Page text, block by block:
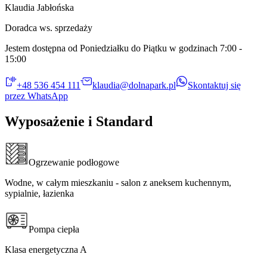
Klaudia Jabłońska​​​​‌ ‍ ​‍​‍‌‍ ‌ ​‍‌‍‍‌‌‍‌ ‌‍‍‌‌‍ ‍​‍​‍​ ‍‍​‍​‍‌ ​ ‌‍​‌‌‍ ‍‌‍‍‌‌ ‌​‌ ‍‌​‍ ‍‌‍‍‌‌‍ ​‍​‍​‍ ​​‍​‍‌‍‍​‌ ​‍‌‍‌‌‌‍‌‍​‍​‍​ ‍‍​‍​‍​‍ ‌ ​ ‌ ‌​‌ ‌‌‌‍‌​‌‍‍‌‌‍ ​‍ ‌‍‍‌‌‍ ‍‌ ‌​‌‍‌‌‌‍ ‍‌ ‌​​‍ ‌‍‌‌‌‍‌​‌‍‍‌‌ ‌​​‍ ‌‍ ‌‌‍ ‌‍‌​‌‍‌‌​ ‌‌ ​​‌ ​‍‌‍‌‌‌ ​ ‌‍‌‌‌‍ ‍‌ ‌​‌‍​‌‌ ‌​‌‍‍‌‌‍ ‌‍ ‍​ ‍ ‌‍‍‌‌‍‌​​ ‌​ ​‌​ ‍​‌‍‌‌​ ​‍‌‍​‌‌‍​‌‌‍​‍​ ​​​‍ ‌‌‍​‍‌‍‌​​ ​​​ ​‌​‍ ‌​ ‌​‌‍​‌​ ‌ ​ ​ ​‍ ‌‌‍​‌​ ​ ​ ‍​​ ​​​‍ ‌​ ‌ ​ ‌‍​ ‌‍‌‍‌‌‌‍‌‍‌‍​‍​ ​ ‌‍‌‍‌‍‌‌​ ‌‍​ ​‌‌‍‌​​ ‍ ‌ ‌​‌ ‍‌‌ ​​‌‍‌‌​ ‌‌ ​ ‌‍‌‌‌‍ ​‌‍ ​‌‍‌‌‌ ​‍​ ‍ ‌ ​​‌‍​‌‌ ‌​‌‍‍​​ ‌‌‍ ‍‌‍​‌‌‍ ‌‌‍‌‌​ ‌‍​‍‌‍​‌‌ ​ ‌‍‌‌‌‌‌‌‌ ​‍‌‍ ​​ ‌​‍‌‌​ ​‍‌​‌‍‌ ​ ‌ ‌​‌ ‌‌‌‍‌​‌‍‍‌‌‍ ​‍‌‍‌‍‍‌‌‍‌​​ ‌​ ​‌​ ‍​‌‍‌‌​ ​‍‌‍​‌‌‍​‌‌‍​‍​ ​​​‍ ‌‌‍​‍‌‍‌​​ ​​​ ​‌​‍ ‌​ ‌​‌‍​‌​ ‌ ​ ​ ​‍ ‌‌‍​‌​ ​ ​ ‍​​ ​​​‍ ‌​ ‌ ​ ‌‍​ ‌‍‌‍‌‌‌‍‌‍‌‍​‍​ ​ ‌‍‌‍‌‍‌‌​ ‌‍​ ​‌‌‍‌​​‍‌‍‌ ‌​‌ ‍‌‌ ​​‌‍‌‌​ ‌‌ ​ ‌‍‌‌‌‍ ​‌‍ ​‌‍‌‌‌ ​‍​‍‌‍‌ ​​‌‍​‌‌ ‌​‌‍‍​​ ‌‌‍ ‍‌‍​‌‌‍ ‌‌‍‌‌​‍‌‍‌ ​​‌‍‌‌‌ ​‍‌ ​ ‌ ​​‌‍‌‌‌‍​ ‌ ‌​‌‍‍‌‌ ‌‍‌‍‌‌​ ‌‌ ​​‌ ‌‌‌‍​‍‌‍ ​‌‍‍‌‌ ​ ‌‍‍​‌‍‌‌‌‍‌​​‍​‍‌ ‌
Doradca ws. sprzedaży​​​​‌ ‍ ​‍​‍‌‍ ‌ ​‍‌‍‍‌‌‍‌ ‌‍‍‌‌‍ ‍​‍​‍​ ‍‍​‍​‍‌ ​ ‌‍​‌‌‍ ‍‌‍‍‌‌ ‌​‌ ‍‌​‍ ‍‌‍‍‌‌‍ ​‍​‍​‍ ​​‍​‍‌‍‍​‌ ​‍‌‍‌‌‌‍‌‍​‍​‍​ ‍‍​‍​‍​‍ ‌ ​ ‌ ‌​‌ ‌‌‌‍‌​‌‍‍‌‌‍ ​‍ ‌‍‍‌‌‍ ‍‌ ‌​‌‍‌‌‌‍ ‍‌ ‌​​‍ ‌‍‌‌‌‍‌​‌‍‍‌‌ ‌​​‍ ‌‍ ‌‌‍ ‌‍‌​‌‍‌‌​ ‌‌ ​​‌ ​‍‌‍‌‌‌ ​ ‌‍‌‌‌‍ ‍‌ ‌​‌‍​‌‌ ‌​‌‍‍‌‌‍ ‌‍ ‍​ ‍ ‌‍‍‌‌‍‌​​ ‌​ ​‌​ ‍​‌‍‌‌​ ​‍‌‍​‌‌‍​‌‌‍​‍​ ​​​‍ ‌‌‍​‍‌‍‌​​ ​​​ ​‌​‍ ‌​ ‌​‌‍​‌​ ‌ ​ ​ ​‍ ‌‌‍​‌​ ​ ​ ‍​​ ​​​‍ ‌​ ‌ ​ ‌‍​ ‌‍‌‍‌‌‌‍‌‍‌‍​‍​ ​ ‌‍‌‍‌‍‌‌​ ‌‍​ ​‌‌‍‌​​ ‍ ‌ ‌​‌ ‍‌‌ ​​‌‍‌‌​ ‌‌ ​ ‌‍‌‌‌‍ ​‌‍ ​‌‍‌‌‌ ​‍​ ‍ ‌ ​​‌‍​‌‌ ‌​‌‍‍​​ ‌‌ ​​‌‍ ‌ ​ ‌‍‍‌‌ ‌​‌‍‍‌‌‍ ‌‍ ‍​ ‌‍​‍‌‍​‌‌ ​ ‌‍‌‌‌‌‌‌‌ ​‍‌‍ ​​ ‌​‍‌‌​ ​‍‌​‌‍‌ ​ ‌ ‌​‌ ‌‌‌‍‌​‌‍‍‌‌‍ ​‍‌‍‌‍‍‌‌‍‌​​ ‌​ ​‌​ ‍​‌‍‌‌​ ​‍‌‍​‌‌‍​‌‌‍​‍​ ​​​‍ ‌‌‍​‍‌‍‌​​ ​​​ ​‌​‍ ‌​ ‌​‌‍​‌​ ‌ ​ ​ ​‍ ‌‌‍​‌​ ​ ​ ‍​​ ​​​‍ ‌​ ‌ ​ ‌‍​ ‌‍‌‍‌‌‌‍‌‍‌‍​‍​ ​ ‌‍‌‍‌‍‌‌​ ‌‍​ ​‌‌‍‌​​‍‌‍‌ ‌​‌ ‍‌‌ ​​‌‍‌‌​ ‌‌ ​ ‌‍‌‌‌‍ ​‌‍ ​‌‍‌‌‌ ​‍​‍‌‍‌ ​​‌‍​‌‌ ‌​‌‍‍​​ ‌‌ ​​‌‍ ‌ ​ ‌‍‍‌‌ ‌​‌‍‍‌‌‍ ‌‍ ‍​‍‌‍‌ ​​‌‍‌‌‌ ​‍‌ ​ ‌ ​​‌‍‌‌‌‍​ ‌ ‌​‌‍‍‌‌ ‌‍‌‍‌‌​ ‌‌ ​​‌ ‌‌‌‍​‍‌‍ ​‌‍‍‌‌ ​ ‌‍‍​‌‍‌‌‌‍‌​​‍​‍‌ ‌
Jestem dostępna od Poniedziałku do Piątku w godzinach 7:00 -
15:00​​​​‌ ‍ ​‍​‍‌‍ ‌ ​‍‌‍‍‌‌‍‌ ‌‍‍‌‌‍ ‍​‍​‍​ ‍‍​‍​‍‌ ​ ‌‍​‌‌‍ ‍‌‍‍‌‌ ‌​‌ ‍‌​‍ ‍‌‍‍‌‌‍ ​‍​‍​‍ ​​‍​‍‌‍‍​‌ ​‍‌‍‌‌‌‍‌‍​‍​‍​ ‍‍​‍​‍​‍ ‌ ​ ‌ ‌​‌ ‌‌‌‍‌​‌‍‍‌‌‍ ​‍ ‌‍‍‌‌‍ ‍‌ ‌​‌‍‌‌‌‍ ‍‌ ‌​​‍ ‌‍‌‌‌‍‌​‌‍‍‌‌ ‌​​‍ ‌‍ ‌‌‍ ‌‍‌​‌‍‌‌​ ‌‌ ​​‌ ​‍‌‍‌‌‌ ​ ‌‍‌‌‌‍ ‍‌ ‌​‌‍​‌‌ ‌​‌‍‍‌‌‍ ‌‍ ‍​ ‍ ‌‍‍‌‌‍‌​​ ‌​ ​‌​ ‍​‌‍‌‌​ ​‍‌‍​‌‌‍​‌‌‍​‍​ ​​​‍ ‌‌‍​‍‌‍‌​​ ​​​ ​‌​‍ ‌​ ‌​‌‍​‌​ ‌ ​ ​ ​‍ ‌‌‍​‌​ ​ ​ ‍​​ ​​​‍ ‌​ ‌ ​ ‌‍​ ‌‍‌‍‌‌‌‍‌‍‌‍​‍​ ​ ‌‍‌‍‌‍‌‌​ ‌‍​ ​‌‌‍‌​​ ‍ ‌ ‌​‌ ‍‌‌ ​​‌‍‌‌​ ‌‌ ​ ‌‍‌‌‌‍ ​‌‍ ​‌‍‌‌‌ ​‍​ ‍ ‌ ​​‌‍​‌‌ ‌​‌‍‍​​ ‌‌‍​‍‌‍‍‌‌‍ ​ ‌‍​‍‌‍​‌‌ ​ ‌‍‌‌‌‌‌‌‌ ​‍‌‍ ​​ ‌​‍‌‌​ ​‍‌​‌‍‌ ​ ‌ ‌​‌ ‌‌‌‍‌​‌‍‍‌‌‍ ​‍‌‍‌‍‍‌‌‍‌​​ ‌​ ​‌​ ‍​‌‍‌‌​ ​‍‌‍​‌‌‍​‌‌‍​‍​ ​​​‍ ‌‌‍​‍‌‍‌​​ ​​​ ​‌​‍ ‌​ ‌​‌‍​‌​ ‌ ​ ​ ​‍ ‌‌‍​‌​ ​ ​ ‍​​ ​​​‍ ‌​ ‌ ​ ‌‍​ ‌‍‌‍‌‌‌‍‌‍‌‍​‍​ ​ ‌‍‌‍‌‍‌‌​ ‌‍​ ​‌‌‍‌​​‍‌‍‌ ‌​‌ ‍‌‌ ​​‌‍‌‌​ ‌‌ ​ ‌‍‌‌‌‍ ​‌‍ ​‌‍‌‌‌ ​‍​‍‌‍‌ ​​‌‍​‌‌ ‌​‌‍‍​​ ‌‌‍​‍‌‍‍‌‌‍ ​‍‌‍‌ ​​‌‍‌‌‌ ​‍‌ ​ ‌ ​​‌‍‌‌‌‍​ ‌ ‌​‌‍‍‌‌ ‌‍‌‍‌‌​ ‌‌ ​​‌ ‌‌‌‍​‍‌‍ ​‌‍‍‌‌ ​ ‌‍‍​‌‍‌‌‌‍‌​​‍​‍‌ ‌
+48 536 454 111​​​​‌ ‍ ​‍​‍‌‍ ‌ ​‍‌‍‍‌‌‍‌ ‌‍‍‌‌‍ ‍​‍​‍​ ‍‍​‍​‍‌ ​ ‌‍​‌‌‍ ‍‌‍‍‌‌ ‌​‌ ‍‌​‍ ‍‌‍‍‌‌‍ ​‍​‍​‍ ​​‍​‍‌‍‍​‌ ​‍‌‍‌‌‌‍‌‍​‍​‍​ ‍‍​‍​‍​‍ ‌ ​ ‌ ‌​‌ ‌‌‌‍‌​‌‍‍‌‌‍ ​‍ ‌‍‍‌‌‍ ‍‌ ‌​‌‍‌‌‌‍ ‍‌ ‌​​‍ ‌‍‌‌‌‍‌​‌‍‍‌‌ ‌​​‍ ‌‍ ‌‌‍ ‌‍‌​‌‍‌‌​ ‌‌ ​​‌ ​‍‌‍‌‌‌ ​ ‌‍‌‌‌‍ ‍‌ ‌​‌‍​‌‌ ‌​‌‍‍‌‌‍ ‌‍ ‍​ ‍ ‌‍‍‌‌‍‌​​ ‌​ ​‌​ ‍​‌‍‌‌​ ​‍‌‍​‌‌‍​‌‌‍​‍​ ​​​‍ ‌‌‍​‍‌‍‌​​ ​​​ ​‌​‍ ‌​ ‌​‌‍​‌​ ‌ ​ ​ ​‍ ‌‌‍​‌​ ​ ​ ‍​​ ​​​‍ ‌​ ‌ ​ ‌‍​ ‌‍‌‍‌‌‌‍‌‍‌‍​‍​ ​ ‌‍‌‍‌‍‌‌​ ‌‍​ ​‌‌‍‌​​ ‍ ‌ ‌​‌ ‍‌‌ ​​‌‍‌‌​ ‌‌ ​ ‌‍‌‌‌‍ ​‌‍ ​‌‍‌‌‌ ​‍​ ‍ ‌ ​​‌‍​‌‌ ‌​‌‍‍​​ ‌‌ ​​‌‍‍​‌‍ ‌‍ ‍‌‍‌‌​ ‌‍​‍‌‍​‌‌ ​ ‌‍‌‌‌‌‌‌‌ ​‍‌‍ ​​ ‌​‍‌‌​ ​‍‌​‌‍‌ ​ ‌ ‌​‌ ‌‌‌‍‌​‌‍‍‌‌‍ ​‍‌‍‌‍‍‌‌‍‌​​ ‌​ ​‌​ ‍​‌‍‌‌​ ​‍‌‍​‌‌‍​‌‌‍​‍​ ​​​‍ ‌‌‍​‍‌‍‌​​ ​​​ ​‌​‍ ‌​ ‌​‌‍​‌​ ‌ ​ ​ ​‍ ‌‌‍​‌​ ​ ​ ‍​​ ​​​‍ ‌​ ‌ ​ ‌‍​ ‌‍‌‍‌‌‌‍‌‍‌‍​‍​ ​ ‌‍‌‍‌‍‌‌​ ‌‍​ ​‌‌‍‌​​‍‌‍‌ ‌​‌ ‍‌‌ ​​‌‍‌‌​ ‌‌ ​ ‌‍‌‌‌‍ ​‌‍ ​‌‍‌‌‌ ​‍​‍‌‍‌ ​​‌‍​‌‌ ‌​‌‍‍​​ ‌‌ ​​‌‍‍​‌‍ ‌‍ ‍‌‍‌‌​‍‌‍‌ ​​‌‍‌‌‌ ​‍‌ ​ ‌ ​​‌‍‌‌‌‍​ ‌ ‌​‌‍‍‌‌ ‌‍‌‍‌‌​ ‌‌ ​​‌ ‌‌‌‍​‍‌‍ ​‌‍‍‌‌ ​ ‌‍‍​‌‍‌‌‌‍‌​​‍​‍‌ ‌ klaudia@dolnapark.pl
Skontaktuj się
przez WhatsApp
Wyposażenie i Standard
Ogrzewanie podłogowe​​​​‌ ‍ ​‍​‍‌‍ ‌ ​‍‌‍‍‌‌‍‌ ‌‍‍‌‌‍ ‍​‍​‍​ ‍‍​‍​‍‌ ​ ‌‍​‌‌‍ ‍‌‍‍‌‌ ‌​‌ ‍‌​‍ ‍‌‍‍‌‌‍ ​‍​‍​‍ ​​‍​‍‌‍‍​‌ ​‍‌‍‌‌‌‍‌‍​‍​‍​ ‍‍​‍​‍​‍ ‌ ​ ‌ ‌​‌ ‌‌‌‍‌​‌‍‍‌‌‍ ​‍ ‌‍‍‌‌‍ ‍‌ ‌​‌‍‌‌‌‍ ‍‌ ‌​​‍ ‌‍‌‌‌‍‌​‌‍‍‌‌ ‌​​‍ ‌‍ ‌‌‍ ‌‍‌​‌‍‌‌​ ‌‌ ​​‌ ​‍‌‍‌‌‌ ​ ‌‍‌‌‌‍ ‍‌ ‌​‌‍​‌‌ ‌​‌‍‍‌‌‍ ‌‍ ‍​ ‍ ‌‍‍‌‌‍‌​​ ‌‌‍‌‌​ ‌‍‌‍‌​‌‍​‍‌‍​‍​ ‌‌​ ‌‌‌‍‌‍​‍ ‌​ ​‍‌‍‌‍‌‍​ ‌‍​‌​‍ ‌​ ‌​​ ​​​ ​‌​ ​‌​‍ ‌‌‍​‌​ ‍‌‌‍​‍​ ​‍​‍ ‌​ ​ ​ ‌​​ ‍‌​ ​‍‌‍‌​‌‍​ ​ ‌ ‌‍‌​​ ​‍‌‍​ ​ ‌​‌‍‌​​ ‍ ‌ ‌​‌ ‍‌‌ ​​‌‍‌‌​ ‌‌‍‌‌‌ ​‌‌ ‌‌‌‍‍‌‌ ​​‌‍ ‌‌‍‌‌‌‍ ‍‌ ‌​‌​‍‌‌ ‌​‌‍‌‌‌‍ ‌​ ‍ ‌ ​​‌‍​‌‌ ‌​‌‍‍​​ ‌‌‍ ‍‌‍​‌‌‍ ‌‌‍‌‌​ ‌‍​‍‌‍​‌‌ ​ ‌‍‌‌‌‌‌‌‌ ​‍‌‍ ​​ ‌​‍‌‌​ ​‍‌​‌‍‌ ​ ‌ ‌​‌ ‌‌‌‍‌​‌‍‍‌‌‍ ​‍‌‍‌‍‍‌‌‍‌​​ ‌‌‍‌‌​ ‌‍‌‍‌​‌‍​‍‌‍​‍​ ‌‌​ ‌‌‌‍‌‍​‍ ‌​ ​‍‌‍‌‍‌‍​ ‌‍​‌​‍ ‌​ ‌​​ ​​​ ​‌​ ​‌​‍ ‌‌‍​‌​ ‍‌‌‍​‍​ ​‍​‍ ‌​ ​ ​ ‌​​ ‍‌​ ​‍‌‍‌​‌‍​ ​ ‌ ‌‍‌​​ ​‍‌‍​ ​ ‌​‌‍‌​​‍‌‍‌ ‌​‌ ‍‌‌ ​​‌‍‌‌​ ‌‌‍‌‌‌ ​‌‌ ‌‌‌‍‍‌‌ ​​‌‍ ‌‌‍‌‌‌‍ ‍‌ ‌​‌​‍‌‌ ‌​‌‍‌‌‌‍ ‌​‍‌‍‌ ​​‌‍​‌‌ ‌​‌‍‍​​ ‌‌‍ ‍‌‍​‌‌‍ ‌‌‍‌‌​‍‌‍‌ ​​‌‍‌‌‌ ​‍‌ ​ ‌ ​​‌‍‌‌‌‍​ ‌ ‌​‌‍‍‌‌ ‌‍‌‍‌‌​ ‌‌ ​​‌ ‌‌‌‍​‍‌‍ ​‌‍‍‌‌ ​ ‌‍‍​‌‍‌‌‌‍‌​​‍​‍‌ ‌
Wodne, w całym mieszkaniu - salon z aneksem kuchennym,
sypialnie, łazienka​​​​‌ ‍ ​‍​‍‌‍ ‌ ​‍‌‍‍‌‌‍‌ ‌‍‍‌‌‍ ‍​‍​‍​ ‍‍​‍​‍‌ ​ ‌‍​‌‌‍ ‍‌‍‍‌‌ ‌​‌ ‍‌​‍ ‍‌‍‍‌‌‍ ​‍​‍​‍ ​​‍​‍‌‍‍​‌ ​‍‌‍‌‌‌‍‌‍​‍​‍​ ‍‍​‍​‍​‍ ‌ ​ ‌ ‌​‌ ‌‌‌‍‌​‌‍‍‌‌‍ ​‍ ‌‍‍‌‌‍ ‍‌ ‌​‌‍‌‌‌‍ ‍‌ ‌​​‍ ‌‍‌‌‌‍‌​‌‍‍‌‌ ‌​​‍ ‌‍ ‌‌‍ ‌‍‌​‌‍‌‌​ ‌‌ ​​‌ ​‍‌‍‌‌‌ ​ ‌‍‌‌‌‍ ‍‌ ‌​‌‍​‌‌ ‌​‌‍‍‌‌‍ ‌‍ ‍​ ‍ ‌‍‍‌‌‍‌​​ ‌‌‍‌‌​ ‌‍‌‍‌​‌‍​‍‌‍​‍​ ‌‌​ ‌‌‌‍‌‍​‍ ‌​ ​‍‌‍‌‍‌‍​ ‌‍​‌​‍ ‌​ ‌​​ ​​​ ​‌​ ​‌​‍ ‌‌‍​‌​ ‍‌‌‍​‍​ ​‍​‍ ‌​ ​ ​ ‌​​ ‍‌​ ​‍‌‍‌​‌‍​ ​ ‌ ‌‍‌​​ ​‍‌‍​ ​ ‌​‌‍‌​​ ‍ ‌ ‌​‌ ‍‌‌ ​​‌‍‌‌​ ‌‌‍‌‌‌ ​‌‌ ‌‌‌‍‍‌‌ ​​‌‍ ‌‌‍‌‌‌‍ ‍‌ ‌​‌​‍‌‌ ‌​‌‍‌‌‌‍ ‌​ ‍ ‌ ​​‌‍​‌‌ ‌​‌‍‍​​ ‌‌‍‌​‌‍‌‌‌ ​ ‌‍​ ‌ ​‍‌‍‍‌‌ ​​‌ ‌​‌‍‍‌‌‍ ‌‍ ‍​ ‌‍​‍‌‍​‌‌ ​ ‌‍‌‌‌‌‌‌‌ ​‍‌‍ ​​ ‌​‍‌‌​ ​‍‌​‌‍‌ ​ ‌ ‌​‌ ‌‌‌‍‌​‌‍‍‌‌‍ ​‍‌‍‌‍‍‌‌‍‌​​ ‌‌‍‌‌​ ‌‍‌‍‌​‌‍​‍‌‍​‍​ ‌‌​ ‌‌‌‍‌‍​‍ ‌​ ​‍‌‍‌‍‌‍​ ‌‍​‌​‍ ‌​ ‌​​ ​​​ ​‌​ ​‌​‍ ‌‌‍​‌​ ‍‌‌‍​‍​ ​‍​‍ ‌​ ​ ​ ‌​​ ‍‌​ ​‍‌‍‌​‌‍​ ​ ‌ ‌‍‌​​ ​‍‌‍​ ​ ‌​‌‍‌​​‍‌‍‌ ‌​‌ ‍‌‌ ​​‌‍‌‌​ ‌‌‍‌‌‌ ​‌‌ ‌‌‌‍‍‌‌ ​​‌‍ ‌‌‍‌‌‌‍ ‍‌ ‌​‌​‍‌‌ ‌​‌‍‌‌‌‍ ‌​‍‌‍‌ ​​‌‍​‌‌ ‌​‌‍‍​​ ‌‌‍‌​‌‍‌‌‌ ​ ‌‍​ ‌ ​‍‌‍‍‌‌ ​​‌ ‌​‌‍‍‌‌‍ ‌‍ ‍​‍‌‍‌ ​​‌‍‌‌‌ ​‍‌ ​ ‌ ​​‌‍‌‌‌‍​ ‌ ‌​‌‍‍‌‌ ‌‍‌‍‌‌​ ‌‌ ​​‌ ‌‌‌‍​‍‌‍ ​‌‍‍‌‌ ​ ‌‍‍​‌‍‌‌‌‍‌​​‍​‍‌ ‌
Pompa ciepła​​​​‌ ‍ ​‍​‍‌‍ ‌ ​‍‌‍‍‌‌‍‌ ‌‍‍‌‌‍ ‍​‍​‍​ ‍‍​‍​‍‌ ​ ‌‍​‌‌‍ ‍‌‍‍‌‌ ‌​‌ ‍‌​‍ ‍‌‍‍‌‌‍ ​‍​‍​‍ ​​‍​‍‌‍‍​‌ ​‍‌‍‌‌‌‍‌‍​‍​‍​ ‍‍​‍​‍​‍ ‌ ​ ‌ ‌​‌ ‌‌‌‍‌​‌‍‍‌‌‍ ​‍ ‌‍‍‌‌‍ ‍‌ ‌​‌‍‌‌‌‍ ‍‌ ‌​​‍ ‌‍‌‌‌‍‌​‌‍‍‌‌ ‌​​‍ ‌‍ ‌‌‍ ‌‍‌​‌‍‌‌​ ‌‌ ​​‌ ​‍‌‍‌‌‌ ​ ‌‍‌‌‌‍ ‍‌ ‌​‌‍​‌‌ ‌​‌‍‍‌‌‍ ‌‍ ‍​ ‍ ‌‍‍‌‌‍‌​​ ‌​ ‍​‌‍‌​‌‍‌‌‌‍​‍‌‍​‌‌‍‌‍‌‍​‍​ ‌‌​‍ ‌​ ‌​​ ​‍​ ‌‍​ ‍‌​‍ ‌​ ‌​‌‍‌‍​ ‍‌​ ‍‌​‍ ‌‌‍​‌‌‍​‍​ ​ ​ ‌ ​‍ ‌​ ​‍​ ​ ​ ​‍‌‍​ ‌‍‌​​ ‌‌​ ​ ​ ​‌​ ‌‍​ ‍​‌‍‌​​ ‍​​ ‍ ‌ ‌​‌ ‍‌‌ ​​‌‍‌‌​ ‌‌‍‌‌‌ ​‌‌ ‌‌‌‍‍‌‌ ​​‌‍ ‌‌‍‌‌‌‍ ‍‌ ‌​‌​‍‌‌ ‌​‌‍‌‌‌‍ ‌​ ‍ ‌ ​​‌‍​‌‌ ‌​‌‍‍​​ ‌‌‍ ‍‌‍​‌‌‍ ‌‌‍‌‌​ ‌‍​‍‌‍​‌‌ ​ ‌‍‌‌‌‌‌‌‌ ​‍‌‍ ​​ ‌​‍‌‌​ ​‍‌​‌‍‌ ​ ‌ ‌​‌ ‌‌‌‍‌​‌‍‍‌‌‍ ​‍‌‍‌‍‍‌‌‍‌​​ ‌​ ‍​‌‍‌​‌‍‌‌‌‍​‍‌‍​‌‌‍‌‍‌‍​‍​ ‌‌​‍ ‌​ ‌​​ ​‍​ ‌‍​ ‍‌​‍ ‌​ ‌​‌‍‌‍​ ‍‌​ ‍‌​‍ ‌‌‍​‌‌‍​‍​ ​ ​ ‌ ​‍ ‌​ ​‍​ ​ ​ ​‍‌‍​ ‌‍‌​​ ‌‌​ ​ ​ ​‌​ ‌‍​ ‍​‌‍‌​​ ‍​​‍‌‍‌ ‌​‌ ‍‌‌ ​​‌‍‌‌​ ‌‌‍‌‌‌ ​‌‌ ‌‌‌‍‍‌‌ ​​‌‍ ‌‌‍‌‌‌‍ ‍‌ ‌​‌​‍‌‌ ‌​‌‍‌‌‌‍ ‌​‍‌‍‌ ​​‌‍​‌‌ ‌​‌‍‍​​ ‌‌‍ ‍‌‍​‌‌‍ ‌‌‍‌‌​‍‌‍‌ ​​‌‍‌‌‌ ​‍‌ ​ ‌ ​​‌‍‌‌‌‍​ ‌ ‌​‌‍‍‌‌ ‌‍‌‍‌‌​ ‌‌ ​​‌ ‌‌‌‍​‍‌‍ ​‌‍‍‌‌ ​ ‌‍‍​‌‍‌‌‌‍‌​​‍​‍‌ ‌
Klasa energetyczna A​​​​‌ ‍ ​‍​‍‌‍ ‌ ​‍‌‍‍‌‌‍‌ ‌‍‍‌‌‍ ‍​‍​‍​ ‍‍​‍​‍‌ ​ ‌‍​‌‌‍ ‍‌‍‍‌‌ ‌​‌ ‍‌​‍ ‍‌‍‍‌‌‍ ​‍​‍​‍ ​​‍​‍‌‍‍​‌ ​‍‌‍‌‌‌‍‌‍​‍​‍​ ‍‍​‍​‍​‍ ‌ ​ ‌ ‌​‌ ‌‌‌‍‌​‌‍‍‌‌‍ ​‍ ‌‍‍‌‌‍ ‍‌ ‌​‌‍‌‌‌‍ ‍‌ ‌​​‍ ‌‍‌‌‌‍‌​‌‍‍‌‌ ‌​​‍ ‌‍ ‌‌‍ ‌‍‌​‌‍‌‌​ ‌‌ ​​‌ ​‍‌‍‌‌‌ ​ ‌‍‌‌‌‍ ‍‌ ‌​‌‍​‌‌ ‌​‌‍‍‌‌‍ ‌‍ ‍​ ‍ ‌‍‍‌‌‍‌​​ ‌​ ‍​‌‍‌​‌‍‌‌‌‍​‍‌‍​‌‌‍‌‍‌‍​‍​ ‌‌​‍ ‌​ ‌​​ ​‍​ ‌‍​ ‍‌​‍ ‌​ ‌​‌‍‌‍​ ‍‌​ ‍‌​‍ ‌‌‍​‌‌‍​‍​ ​ ​ ‌ ​‍ ‌​ ​‍​ ​ ​ ​‍‌‍​ ‌‍‌​​ ‌‌​ ​ ​ ​‌​ ‌‍​ ‍​‌‍‌​​ ‍​​ ‍ ‌ ‌​‌ ‍‌‌ ​​‌‍‌‌​ ‌‌‍‌‌‌ ​‌‌ ‌‌‌‍‍‌‌ ​​‌‍ ‌‌‍‌‌‌‍ ‍‌ ‌​‌​‍‌‌ ‌​‌‍‌‌‌‍ ‌​ ‍ ‌ ​​‌‍​‌‌ ‌​‌‍‍​​ ‌‌‍‌​‌‍‌‌‌ ​ ‌‍​ ‌ ​‍‌‍‍‌‌ ​​‌ ‌​‌‍‍‌‌‍ ‌‍ ‍​ ‌‍​‍‌‍​‌‌ ​ ‌‍‌‌‌‌‌‌‌ ​‍‌‍ ​​ ‌​‍‌‌​ ​‍‌​‌‍‌ ​ ‌ ‌​‌ ‌‌‌‍‌​‌‍‍‌‌‍ ​‍‌‍‌‍‍‌‌‍‌​​ ‌​ ‍​‌‍‌​‌‍‌‌‌‍​‍‌‍​‌‌‍‌‍‌‍​‍​ ‌‌​‍ ‌​ ‌​​ ​‍​ ‌‍​ ‍‌​‍ ‌​ ‌​‌‍‌‍​ ‍‌​ ‍‌​‍ ‌‌‍​‌‌‍​‍​ ​ ​ ‌ ​‍ ‌​ ​‍​ ​ ​ ​‍‌‍​ ‌‍‌​​ ‌‌​ ​ ​ ​‌​ ‌‍​ ‍​‌‍‌​​ ‍​​‍‌‍‌ ‌​‌ ‍‌‌ ​​‌‍‌‌​ ‌‌‍‌‌‌ ​‌‌ ‌‌‌‍‍‌‌ ​​‌‍ ‌‌‍‌‌‌‍ ‍‌ ‌​‌​‍‌‌ ‌​‌‍‌‌‌‍ ‌​‍‌‍‌ ​​‌‍​‌‌ ‌​‌‍‍​​ ‌‌‍‌​‌‍‌‌‌ ​ ‌‍​ ‌ ​‍‌‍‍‌‌ ​​‌ ‌​‌‍‍‌‌‍ ‌‍ ‍​‍‌‍‌ ​​‌‍‌‌‌ ​‍‌ ​ ‌ ​​‌‍‌‌‌‍​ ‌ ‌​‌‍‍‌‌ ‌‍‌‍‌‌​ ‌‌ ​​‌ ‌‌‌‍​‍‌‍ ​‌‍‍‌‌ ​ ‌‍‍​‌‍‌‌‌‍‌​​‍​‍‌ ‌